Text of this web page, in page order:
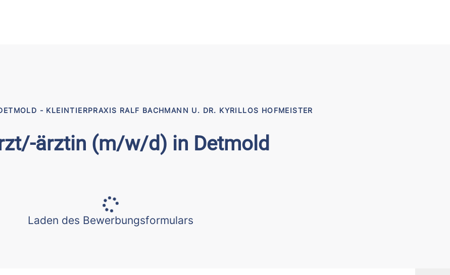
- KLEINTIERPRAXIS RALF BACHMANN U. DR. KYRILLOS HOFMEISTER
ärztin (m/w/d) in Detmold
Laden des Bewerbungsformulars